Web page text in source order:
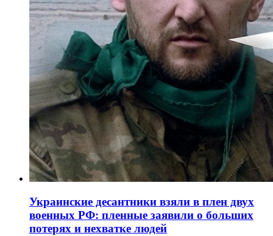
Украинские десантники взяли в плен двух
военных РФ: пленные заявили о больших
потерях и нехватке людей